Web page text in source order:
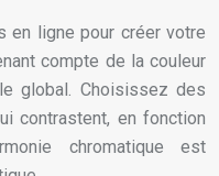
en ligne pour créer votre
compte de la couleur
global. Choisissez des
contrastent, en fonction
chromatique est